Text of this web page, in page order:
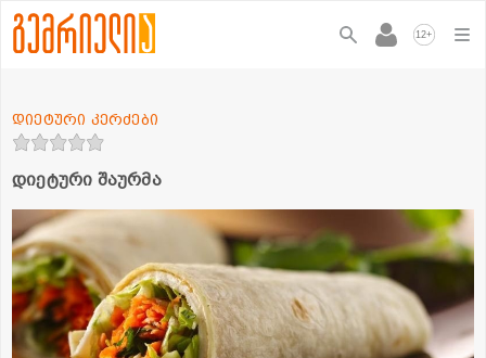
12+
დიეტური შაურმა
დიეტური კერძები